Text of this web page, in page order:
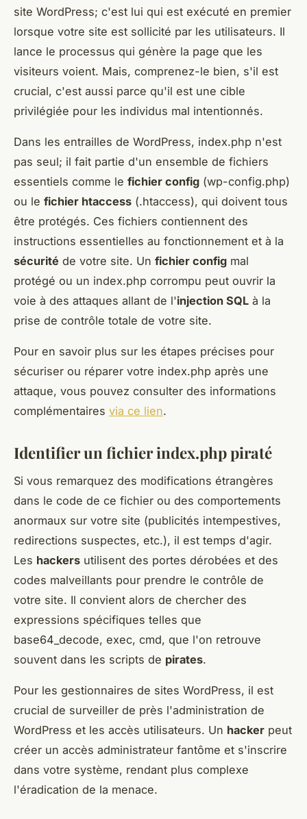
site WordPress; c'est lui qui est exécuté en premier
lorsque votre site est sollicité par les utilisateurs. Il
lance le processus qui génère la page que les
visiteurs voient. Mais, comprenez-le bien, s'il est
crucial, c'est aussi parce qu'il est une cible
privilégiée pour les individus mal intentionnés.
Dans les entrailles de WordPress, index.php n'est
pas seul; il fait partie d'un ensemble de fichiers
essentiels comme le fichier config (wp-config.php)
ou le fichier htaccess (.htaccess), qui doivent tous
être protégés. Ces fichiers contiennent des
instructions essentielles au fonctionnement et à la
sécurité de votre site. Un fichier config mal
protégé ou un index.php corrompu peut ouvrir la
voie à des attaques allant de l'injection SQL à la
prise de contrôle totale de votre site.
Pour en savoir plus sur les étapes précises pour
sécuriser ou réparer votre index.php après une
attaque, vous pouvez consulter des informations
complémentaires via ce lien.
Identifier un fichier index.php piraté
Si vous remarquez des modifications étrangères
dans le code de ce fichier ou des comportements
anormaux sur votre site (publicités intempestives,
redirections suspectes, etc.), il est temps d'agir.
Les hackers utilisent des portes dérobées et des
codes malveillants pour prendre le contrôle de
votre site. Il convient alors de chercher des
expressions spécifiques telles que
base64_decode, exec, cmd, que l'on retrouve
souvent dans les scripts de pirates.
Pour les gestionnaires de sites WordPress, il est
crucial de surveiller de près l'administration de
WordPress et les accès utilisateurs. Un hacker peut
créer un accès administrateur fantôme et s'inscrire
dans votre système, rendant plus complexe
l'éradication de la menace.